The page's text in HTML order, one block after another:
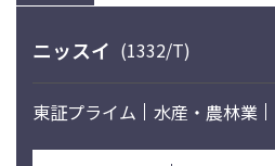
ニッスイ (1332/T)
東証プライム 水産・農林業